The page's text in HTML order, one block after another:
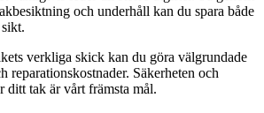
och underhåll kan du spara både
verkliga skick kan du göra välgrundade
reparationskostnader. Säkerheten och
ditt tak är vårt främsta mål.